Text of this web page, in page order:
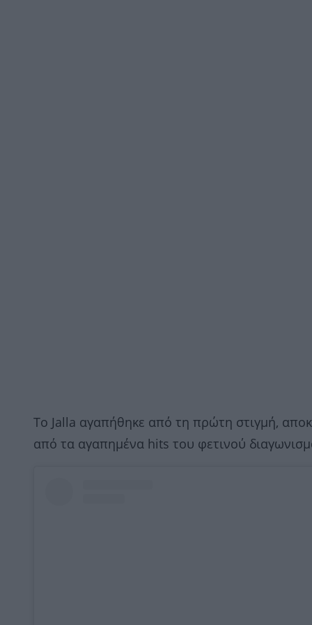
Το Jalla αγαπήθηκε από τη πρώτη στιγμή,
από τα αγαπημένα hits του φετινού